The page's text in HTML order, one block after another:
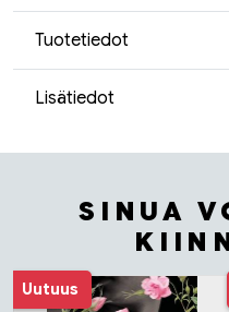
Tuotetiedot
Lisätiedot
SINUA
Tuoteluettelon alku
Uutuus